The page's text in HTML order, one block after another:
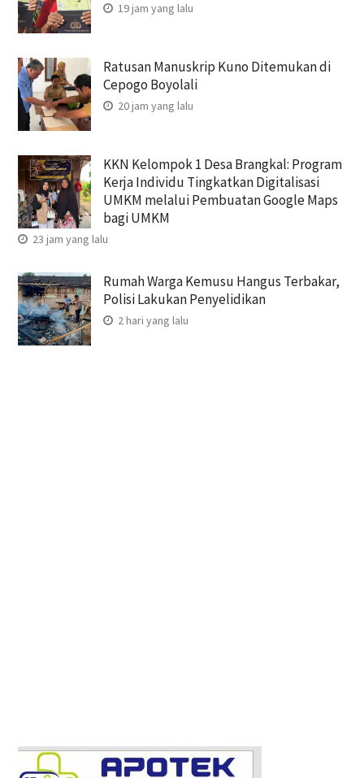
19 jam yang lalu
Ratusan Manuskrip Kuno Ditemukan di
Cepogo Boyolali
20 jam yang lalu
KKN Kelompok 1 Desa Brangkal: Program
Kerja Individu Tingkatkan Digitalisasi
UMKM melalui Pembuatan Google Maps
bagi UMKM
23 jam yang lalu
Rumah Warga Kemusu Hangus Terbakar,
Polisi Lakukan Penyelidikan
2 hari yang lalu